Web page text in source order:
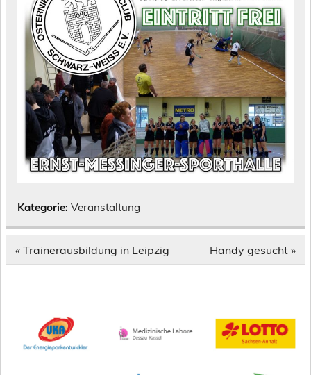
Kategorie: Veranstaltung
Beitragsnavigation
« Trainerausbildung in Leipzig Handy gesucht »